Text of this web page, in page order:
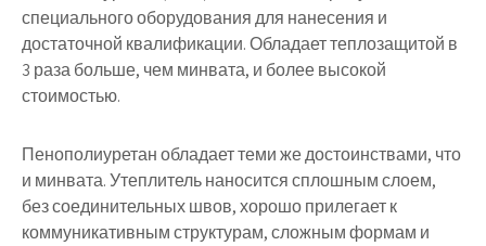
специального оборудования для нанесения и
достаточной квалификации. Обладает теплозащитой в
3 раза больше, чем минвата, и более высокой
стоимостью.
Пенополиуретан обладает теми же достоинствами, что
и минвата. Утеплитель наносится сплошным слоем,
без соединительных швов, хорошо прилегает к
коммуникативным структурам, сложным формам и